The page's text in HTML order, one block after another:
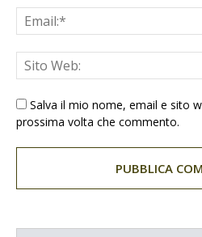
Salva il mio nome, email e sito
prossima volta che commento.